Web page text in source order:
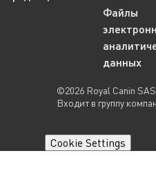
Файлы
данных
©2026 Royal Canin
Входит в группу
Cookie Settings